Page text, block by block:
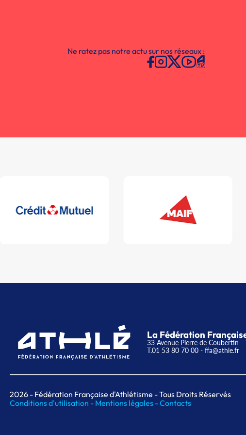
Ne ratez pas notre actu sur nos réseaux :
La Fédération
33 Avenue Pierre de Coubertin -
T.01 53 80 70 00 - ffa@athle.fr
2026 - Fédération Française d'Athlétisme - Tous Droits Réservés
Conditions d'utilisation - Mentions légales -Contacts